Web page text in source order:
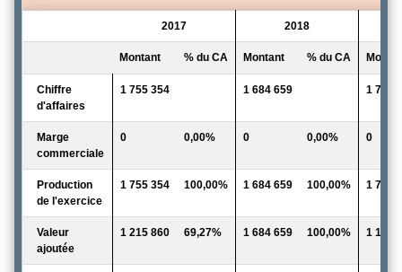
2017 2018
Montant % du CA Montant % du CA
Chiffre
d'affaires
1 755 354 1 684 659 1 732
Marge
commerciale
0 0,00% 0 0,00% 0
Production
de l'exercice
1 755 354 100,00% 1 684 659 100,00% 1 732
Valeur
ajoutée
1 215 860 69,27% 1 684 659 100,00% 1 152